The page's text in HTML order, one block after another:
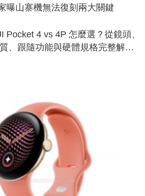
曝山寨機無法復刻兩大關鍵
Pocket 4 vs 4P 怎麼選？從鏡頭、
、跟隨功能與硬體規格完整解